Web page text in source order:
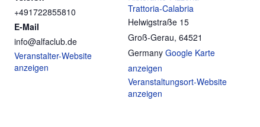
+491722855810
E-Mail
info@alfaclub.de
Veranstalter-Website
anzeigen
Trattoria-Calabria
Helwigstraße 15
Groß-Gerau, 64521
Germany Google Karte
anzeigen
Veranstaltungsort-Website
anzeigen